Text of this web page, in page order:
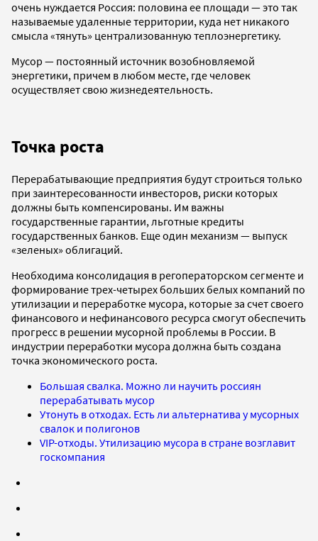
очень нуждается Россия: половина ее площади — это так
называемые удаленные территории, куда нет никакого
смысла «тянуть» централизованную теплоэнергетику.
Мусор — постоянный источник возобновляемой
энергетики, причем в любом месте, где человек
осуществляет свою жизнедеятельность.
Точка роста
Перерабатывающие предприятия будут строиться только
при заинтересованности инвесторов, риски которых
должны быть компенсированы. Им важны
государственные гарантии, льготные кредиты
государственных банков. Еще один механизм — выпуск
«зеленых» облигаций.
Необходима консолидация в регоператорском сегменте и
формирование трех-четырех больших белых компаний по
утилизации и переработке мусора, которые за счет своего
финансового и нефинансового ресурса смогут обеспечить
прогресс в решении мусорной проблемы в России. В
индустрии переработки мусора должна быть создана
точка экономического роста.
Большая свалка. Можно ли научить россиян
перерабатывать мусор
Утонуть в отходах. Есть ли альтернатива у мусорных
свалок и полигонов
VIP-отходы. Утилизацию мусора в стране возглавит
госкомпания